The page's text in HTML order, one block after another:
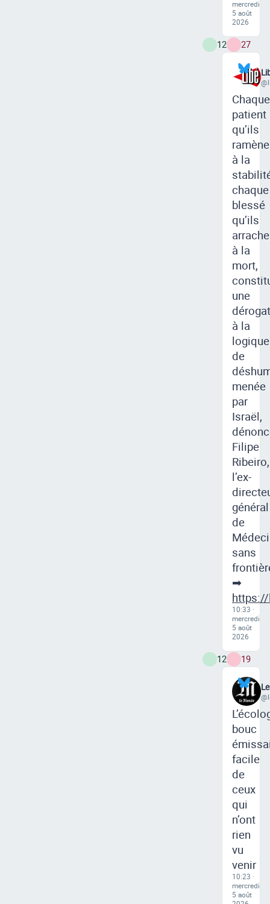
mercredi
5 août
2026
12 27
Chaque
patient
qu’ils
à la
chaque
blessé
qu’ils
à la
mort,
une
à la
logique
de
menée
par
Israël,
Filipe
Ribeiro,
l’ex-
général
de
sans
➡
10:33 ·
mercredi
5 août
2026
12 19
bouc
facile
de
ceux
qui
n’ont
rien
vu
venir
10:23 ·
mercredi
5 août